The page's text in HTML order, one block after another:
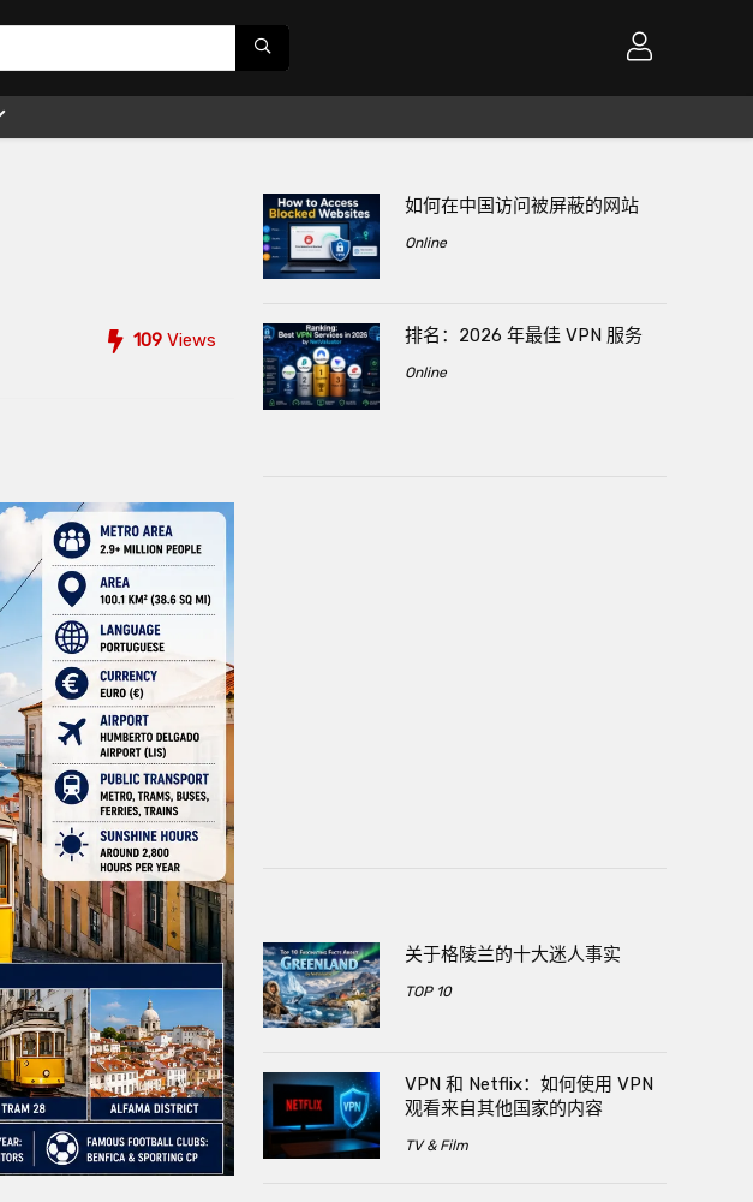
109 Views
如何在中国访问被屏蔽的网站
Online
排名：2026 年最佳 VPN 服务
Online
关于格陵兰的十大迷人事实
TOP 10
VPN 和 Netflix：如何使用 VPN
观看来自其他国家的内容
TV & Film